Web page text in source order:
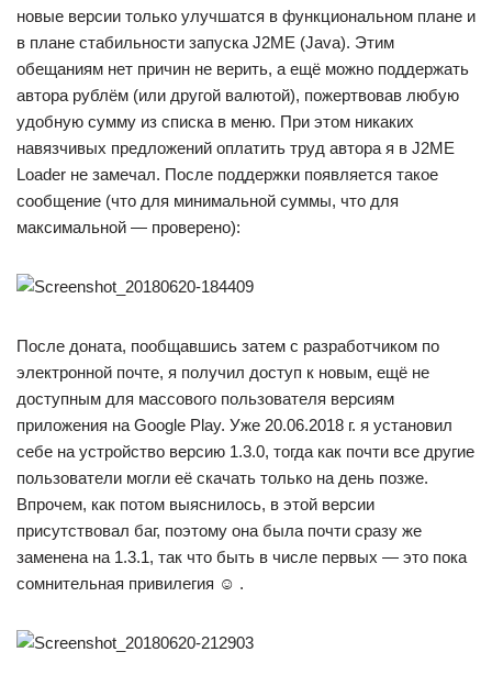
новые версии только улучшатся в функциональном плане и
в плане стабильности запуска J2ME (Java). Этим
обещаниям нет причин не верить, а ещё можно поддержать
автора рублём (или другой валютой), пожертвовав любую
удобную сумму из списка в меню. При этом никаких
навязчивых предложений оплатить труд автора я в J2ME
Loader не замечал. После поддержки появляется такое
сообщение (что для минимальной суммы, что для
максимальной — проверено):
После доната, пообщавшись затем с разработчиком по
электронной почте, я получил доступ к новым, ещё не
доступным для массового пользователя версиям
приложения на Google Play. Уже 20.06.2018 г. я установил
себе на устройство версию 1.3.0, тогда как почти все другие
пользователи могли её скачать только на день позже.
Впрочем, как потом выяснилось, в этой версии
присутствовал баг, поэтому она была почти сразу же
заменена на 1.3.1, так что быть в числе первых — это пока
сомнительная привилегия ☺ .